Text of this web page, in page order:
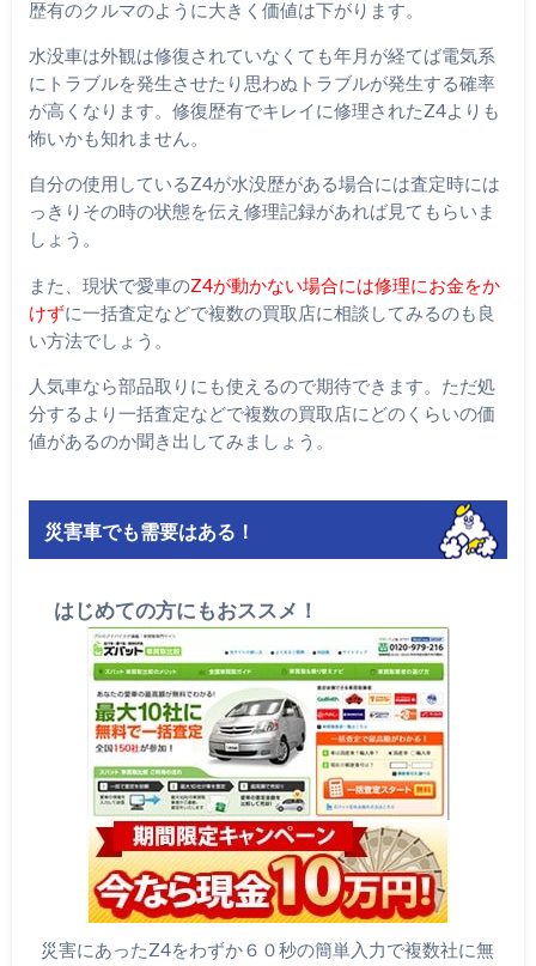
歴有のクルマのように大きく価値は下がります。
水没車は外観は修復されていなくても年月が経てば電気系
にトラブルを発生させたり思わぬトラブルが発生する確率
が高くなります。修復歴有でキレイに修理されたZ4よりも
怖いかも知れません。
自分の使用しているZ4が水没歴がある場合には査定時には
っきりその時の状態を伝え修理記録があれば見てもらいま
しょう。
また、現状で愛車のZ4が動かない場合には修理にお金をか
けずに一括査定などで複数の買取店に相談してみるのも良
い方法でしょう。
人気車なら部品取りにも使えるので期待できます。ただ処
分するより一括査定などで複数の買取店にどのくらいの価
値があるのか聞き出してみましょう。
災害車でも需要はある！
はじめての方にもおススメ！
災害にあったZ4をわずか６０秒の簡単入力で複数社に無